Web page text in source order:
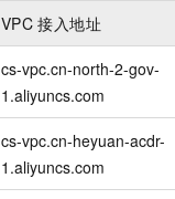
VPC 接入地址
cs-vpc.cn-north-2-gov-
1.aliyuncs.com
cs-vpc.cn-heyuan-acdr-
1.aliyuncs.com